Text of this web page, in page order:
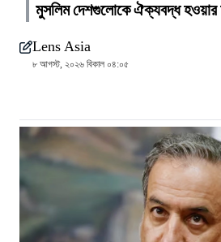
মুসলিম দেশগুলোকে ঐক্যবদ্ধ হওয়ার
Lens Asia
৮ আগস্ট, ২০২৬ বিকাল ০৪:০৫